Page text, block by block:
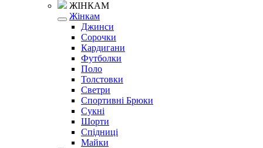
ЖІНКАМ
Жінкам
Джинси
Сорочки
Кардигани
Футболки
Поло
Толстовки
Светри
Спортивні Брюки
Сукні
Шорти
Спідниці
Майки